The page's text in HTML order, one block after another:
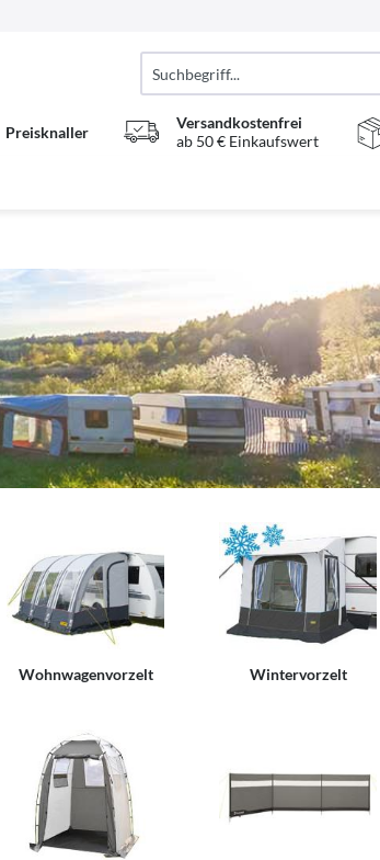
Preisknaller
Versandkostenfrei
ab 50 € Einkaufswert
Wohnwagenvorzelt Wintervorzelt